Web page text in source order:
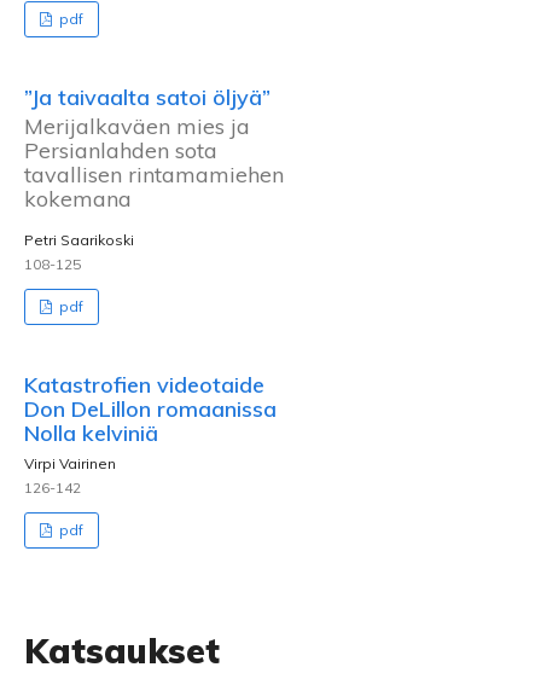
pdf
”Ja taivaalta satoi öljyä”
Merijalkaväen mies ja
Persianlahden sota
tavallisen rintamamiehen
kokemana
Petri Saarikoski
108-125
pdf
Katastrofien videotaide
Don DeLillon romaanissa
Nolla kelviniä
Virpi Vairinen
126-142
pdf
Katsaukset